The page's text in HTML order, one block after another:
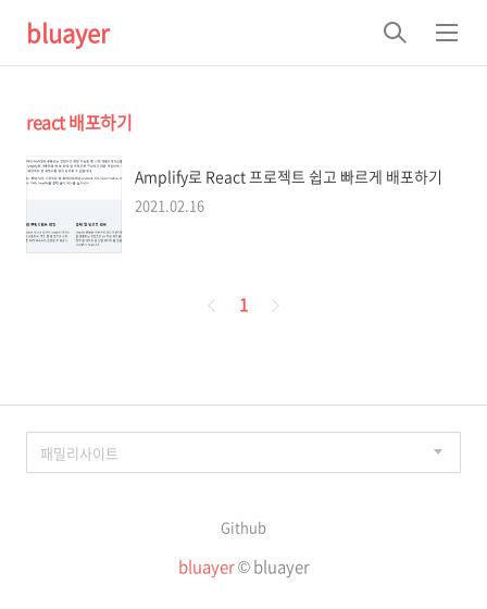
bluayer
검
색
메
뉴
react 배포하기
Amplify로 React 프로젝트 쉽고 빠르게 배포하기
2021.02.16
페
1
Github
bluayer© bluayer